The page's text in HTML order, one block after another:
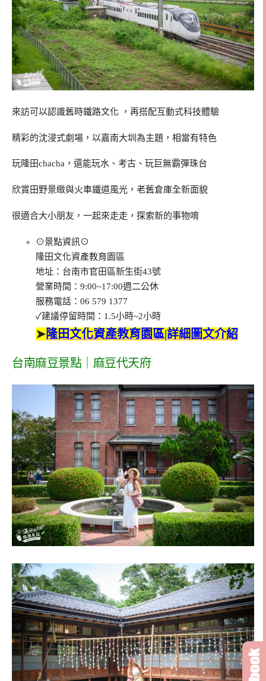
來訪可以認識舊時鐵路文化 ，再搭配互動式科技體驗
精彩的沈浸式劇場，以嘉南大圳為主題，相當有特色
玩隆田chacha，還能玩水、考古、玩巨無霸彈珠台
欣賞田野景緻與火車鐵道風光，老舊倉庫全新面貌
很適合大小朋友，一起來走走，探索新的事物唷
⊙景點資訊⊙
隆田文化資產教育園區
地址：台南市官田區新生街43號
營業時間：9:00~17:00週二公休
服務電話：06 579 1377
✓建議停留時間：1.5小時~2小時
➤隆田文化資產教育園區|詳細圖文介紹
台南麻豆景點｜麻豆代天府